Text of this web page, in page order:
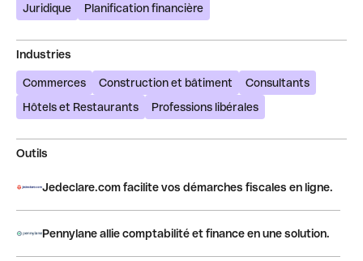
Juridique
Planification financière
Industries
Commerces Construction et bâtiment
Consultants
Hôtels et Restaurants
Professions libérales
Outils
Jedeclare.com facilite vos démarches fiscales en ligne.
Pennylane allie comptabilité et finance en une solution.